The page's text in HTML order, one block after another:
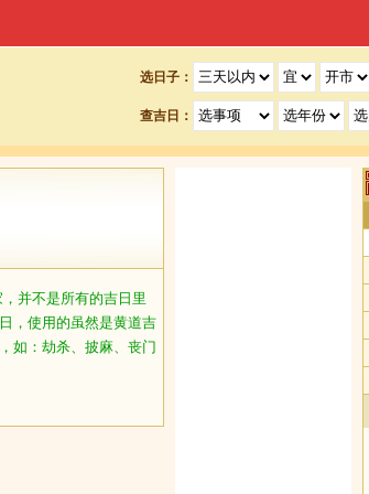
选日子：
查吉日：
并不是所有的吉日里
，使用的虽然是黄道吉
如：劫杀、披麻、丧门